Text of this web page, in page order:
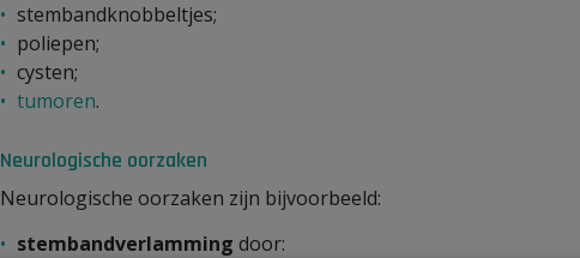
stembandknobbeltjes;
poliepen;
cysten;
tumoren.
Neurologische oorzaken
Neurologische oorzaken zijn bijvoorbeeld:
stembandverlamming door: